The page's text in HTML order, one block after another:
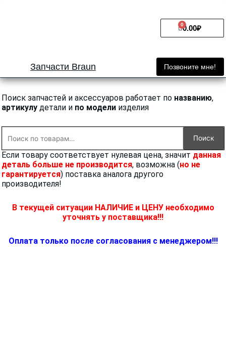
0.00₽
0
Cart
Запчасти Braun Позвоните мне!
Поиск запчастей и аксессуаров работает по названию,
артикулу детали и по модели изделия
Поиск
Если товару соответствует нулевая цена, значит данная
деталь больше не производится, возможна (но не
гарантируется) поставка аналога другого
производителя!
В текущей ситуации НАЛИЧИЕ и ЦЕНУ необходимо
уточнять у поставщика!!!
Оплата только после согласования с менеджером!!!